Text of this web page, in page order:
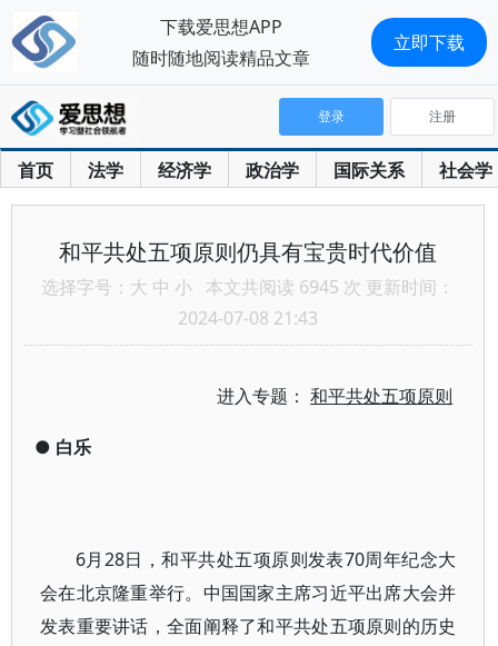
首页 法学 经济学 政治学 国际关系 社会学
登录 注册
和平共处五项原则仍具有宝贵时代价值
选择字号： 大 中 小 本文共阅读 6945 次 更新时间：
2024-07-08 21:43
进入专题：和平共处五项原则
● 白乐
6月28日，和平共处五项原则发表70周年纪念大
会在北京隆重举行。中国国家主席习近平出席大会并
发表重要讲话，全面阐释了和平共处五项原则的历史
下载爱思想APP
随时随地阅读精品文章
立即下载